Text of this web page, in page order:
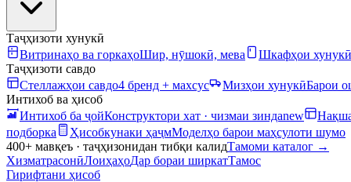
Таҷҳизоти хунукӣ
Витринаҳо ва горкаҳоШир, нӯшокӣ, мева Шкафҳои хунукӣ
Таҷҳизоти савдо
Стеллажҳои савдо4 бренд + махсус Мизҳои хунукӣБарои
Интихоб ва ҳисоб
Интихоб ба ҷойКонструктори хат · чизмаи зиндаnew
подборка
Ҳисобкунаки ҳаҷмМоделҳо барои маҳсулоти шумо
400+ мавқеъ · таҷҳизонидан тибқи калидТамоми каталог →
ХизматрасонӣЛоиҳаҳоДар бораи ширкатТамос
Гирифтани ҳисоб